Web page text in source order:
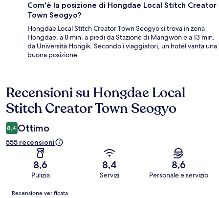
Com'è la posizione di Hongdae Local Stitch Creator
Town Seogyo?
Hongdae Local Stitch Creator Town Seogyo si trova in zona
Hongdae, a 8 min. a piedi da Stazione di Mangwon e a 13 min.
da Università Hongik. Secondo i viaggiatori, un hotel vanta una
buona posizione.
Recensioni
Recensioni su Hongdae Local
Stitch Creator Town Seogyo
8,4 Ottimo
555 recensioni
8,6
Pulizia
8,4
Servizi
8,6
Personale e servizio
Recensioni
Recensione verificata